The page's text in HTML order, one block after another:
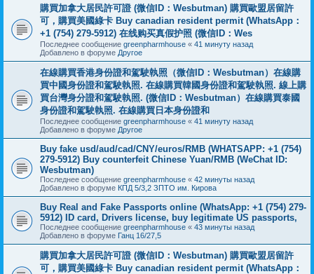
購買加拿大居民許可證 (微信ID：Wesbutman) 購買歐盟居留許
可，購買美國綠卡 Buy canadian resident permit (WhatsApp：
+1 (754) 279-5912) 在线购买真假护照 (微信ID：Wes
Последнее сообщение greenpharmhouse « 41 минуту назад
Добавлено в форуме Другое
在線購買香港身份證和駕駛執照（微信ID：Wesbutman）在線購
買中國身份證和駕駛執照. 在線購買韓國身份證和駕駛執照. 線上購
買台灣身分證和駕駛執照. (微信ID：Wesbutman）在線購買泰國
身份證和駕駛執照. 在線購買日本身份證和
Последнее сообщение greenpharmhouse « 41 минуту назад
Добавлено в форуме Другое
Buy fake usd/aud/cad/CNY/euros/RMB (WHATSAPP: +1 (754)
279-5912) Buy counterfeit Chinese Yuan/RMB (WeChat ID:
Wesbutman)
Последнее сообщение greenpharmhouse « 42 минуты назад
Добавлено в форуме КПД 5/3,2 ЗПТО им. Кирова
Buy Real and Fake Passports online (WhatsApp: +1 (754) 279-
5912) ID card, Drivers license, buy legitimate US passports,
Последнее сообщение greenpharmhouse « 43 минуты назад
Добавлено в форуме Ганц 16/27,5
購買加拿大居民許可證 (微信ID：Wesbutman) 購買歐盟居留許
可，購買美國綠卡 Buy canadian resident permit (WhatsApp：